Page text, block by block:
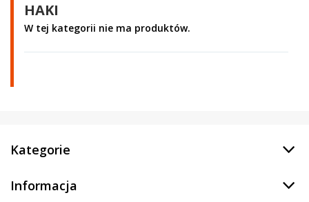
HAKI
W tej kategorii nie ma produktów.
Kategorie
Informacja